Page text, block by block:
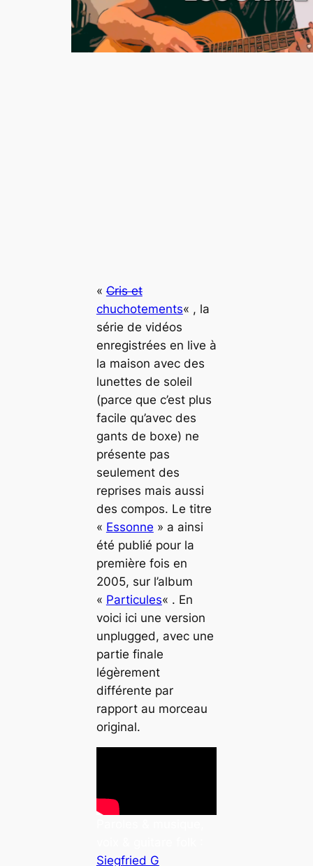
«Cris et
chuchotements« , la
série de vidéos
enregistrées en live à
la maison avec des
lunettes de soleil
(parce que c’est plus
facile qu’avec des
gants de boxe) ne
présente pas
seulement des
reprises mais aussi
des compos. Le titre
« Essonne » a ainsi
été publié pour la
première fois en
2005, sur l’album
« Particules« . En
voici ici une version
unplugged, avec une
partie finale
légèrement
différente par
rapport au morceau
original.
Siegfried G